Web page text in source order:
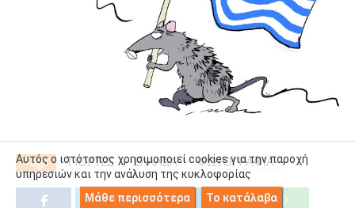
Tags ΓΙΟΡΤΕΣ ΕΛΛΑΔΑ ΦΩΤΟΓΡΑΦΙΑ
Αυτός ο ιστότοπος χρησιμοποιεί cookies για την παροχή
υπηρεσιών και την ανάλυση της κυκλοφορίας
Μάθε περισσότερα
Το κατάλαβα